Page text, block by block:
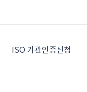
ISO 기관인증신청